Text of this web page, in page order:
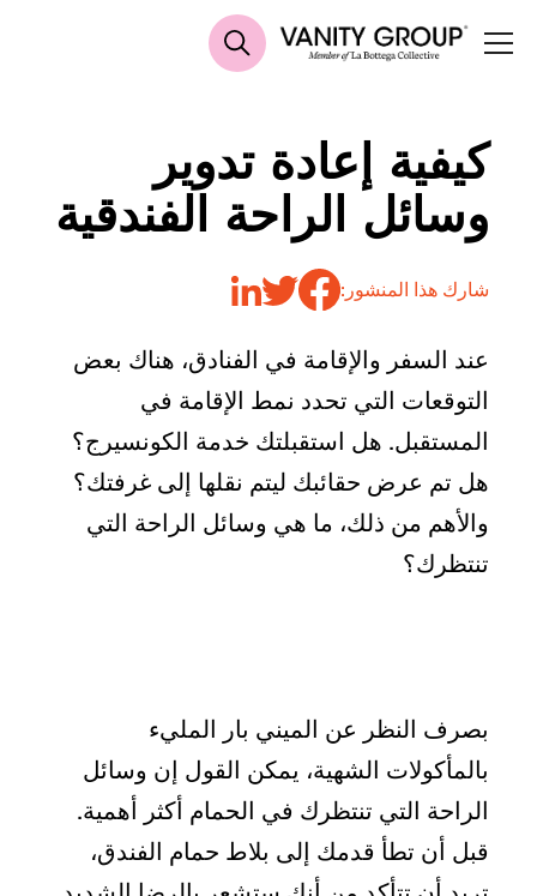
كيفية إعادة تدوير
وسائل الراحة الفندقية
شارك هذا المنشور:
عند السفر والإقامة في الفنادق، هناك بعض
التوقعات التي تحدد نمط الإقامة في
المستقبل. هل استقبلتك خدمة الكونسيرج؟
هل تم عرض حقائبك ليتم نقلها إلى غرفتك؟
والأهم من ذلك، ما هي وسائل الراحة التي
تنتظرك؟
بصرف النظر عن الميني بار المليء
بالمأكولات الشهية، يمكن القول إن وسائل
الراحة التي تنتظرك في الحمام أكثر أهمية.
قبل أن تطأ قدمك إلى بلاط حمام الفندق،